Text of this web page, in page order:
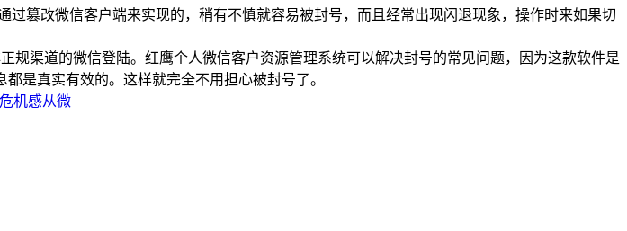
篡改微信客户端来实现的，稍有不慎就容易被封号，而且经常出现闪退现象，操作时来如果切
渠道的微信登陆。红鹰个人微信客户资源管理系统可以解决封号的常见问题，因为这款软件是
是真实有效的。这样就完全不用担心被封号了。
机感从微